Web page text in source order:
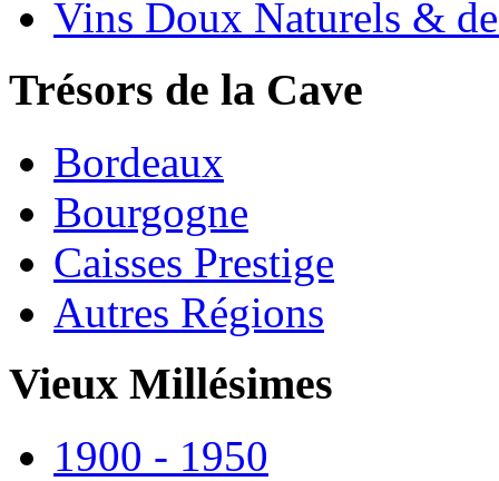
Vins Doux Naturels &
Trésors de la Cave
Bordeaux
Bourgogne
Caisses Prestige
Autres Régions
Vieux Millésimes
1900 - 1950